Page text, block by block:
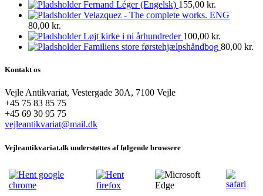
Fernand Léger (Engelsk) 155,00 kr.
Velazquez - The complete works. ENG
80,00 kr.
Løjt kirke i ni århundreder 100,00 kr.
Familiens store førstehjælpshåndbog 80,00 kr.
Kontakt os
Vejle Antikvariat, Vestergade 30A, 7100 Vejle
+45 75 83 85 75
+45 69 30 95 75
vejleantikvariat@mail.dk
Vejleantikvariat.dk understøttes af følgende browsere